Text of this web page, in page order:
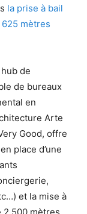
la prise à bail
mètres
de
de bureaux
en
Arte
Good, offre
place d’une
et la mise à
2.500 mètres